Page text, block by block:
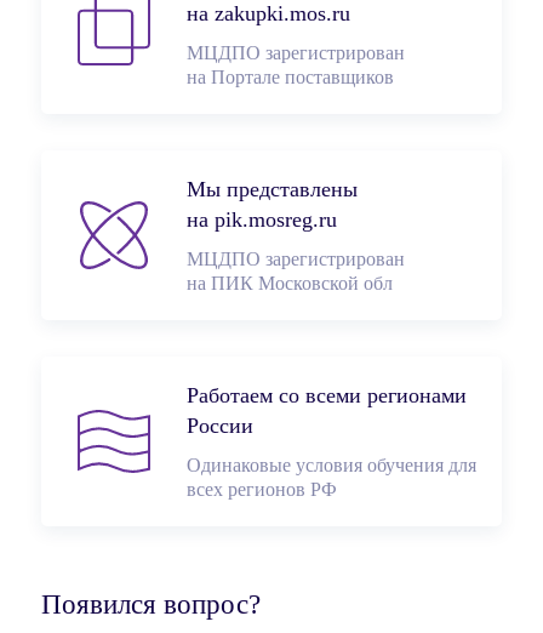
на zakupki.mos.ru
МЦДПО зарегистрирован
на Портале поставщиков
Мы представлены
на pik.mosreg.ru
МЦДПО зарегистрирован
на ПИК Московской обл
Работаем со всеми регионами
России
Одинаковые условия обучения для
всех регионов РФ
Появился вопрос?